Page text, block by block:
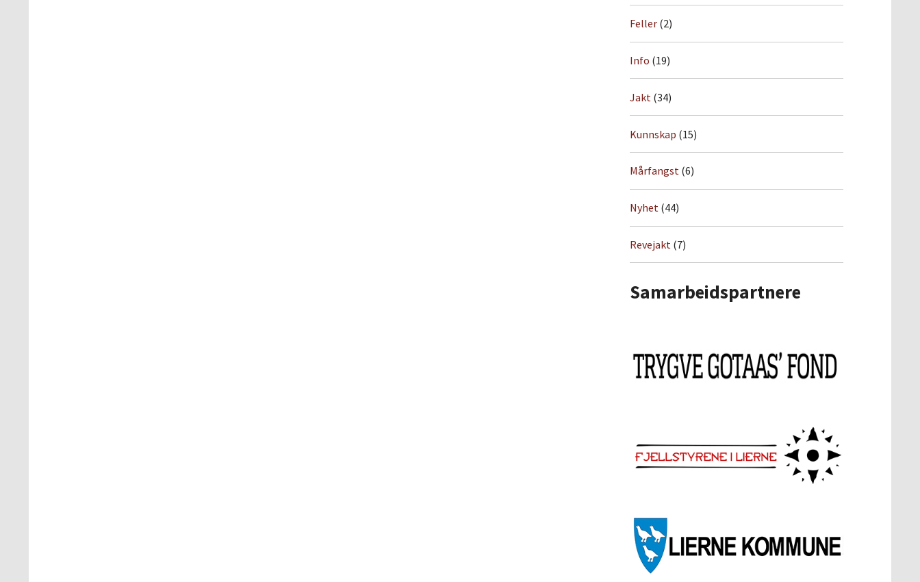
Feller (2)
Info (19)
Jakt (34)
Kunnskap (15)
Mårfangst (6)
Nyhet (44)
Revejakt (7)
Samarbeidspartnere